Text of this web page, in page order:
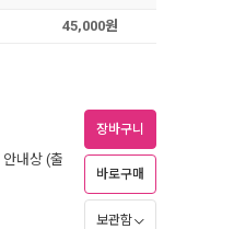
45,000원
안내상 (출
장바구니
바로구매
보관함